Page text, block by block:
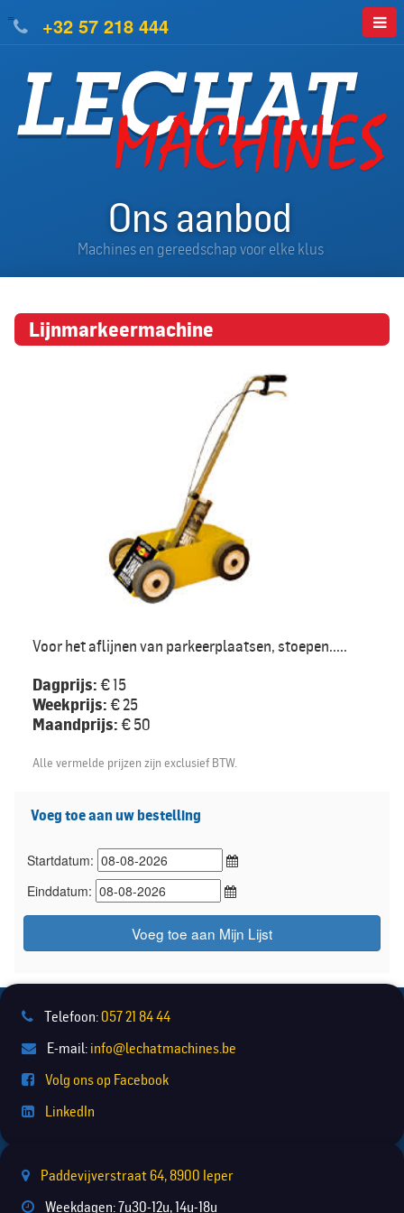
+32 57 218 444
=
Ons aanbod
Machines en gereedschap voor elke klus
Lijnmarkeermachine
Voor het aflijnen van parkeerplaatsen, stoepen.....
Dagprijs: € 15
Weekprijs: € 25
Maandprijs: € 50
Alle vermelde prijzen zijn exclusief BTW.
Voeg toe aan uw bestelling
Startdatum:
Einddatum:
Voeg toe aan Mijn Lijst
Telefoon: 057 21 84 44
E-mail: info@lechatmachines.be
Volg ons op Facebook
LinkedIn
Paddevijverstraat 64, 8900 Ieper
Weekdagen: 7u30-12u, 14u-18u